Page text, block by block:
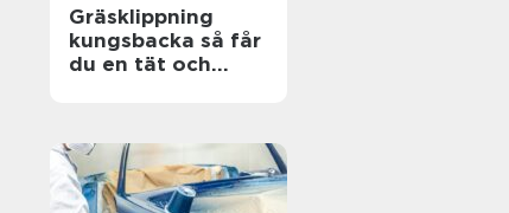
Gräsklippning
kungsbacka så får
du en tät och